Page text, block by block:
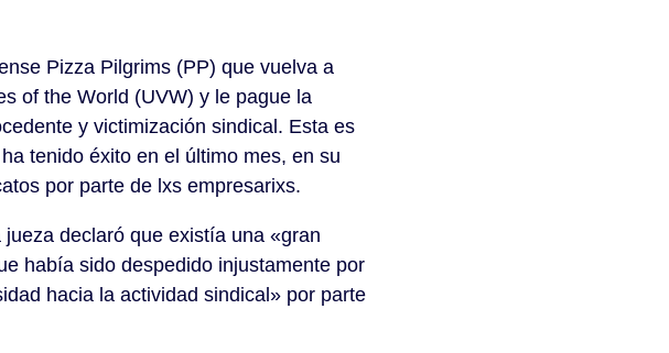
Pizza Pilgrims (PP) que vuelva a
of the World (UVW) y le pague la
y victimización sindical. Esta es
tenido éxito en el último mes, en su
por parte de lxs empresarixs.
declaró que existía una «gran
había sido despedido injustamente por
hacia la actividad sindical» por parte